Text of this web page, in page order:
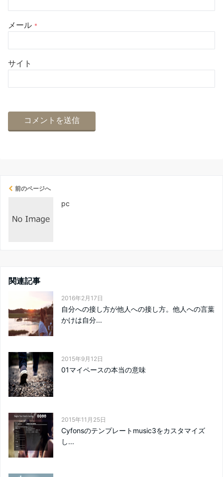
メール *
サイト
前のページへ
pc
関連記事
2016年2月17日
自分への接し方が他人への接し方。他人への言葉
かけは自分...
2015年9月12日
01マイペースの本当の意味
2015年11月25日
Cyfonsのテンプレートmusic3をカスタマイズ
し...